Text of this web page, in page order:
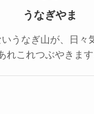
うなぎやま
うなぎ山が、日々
れこれつぶやきます